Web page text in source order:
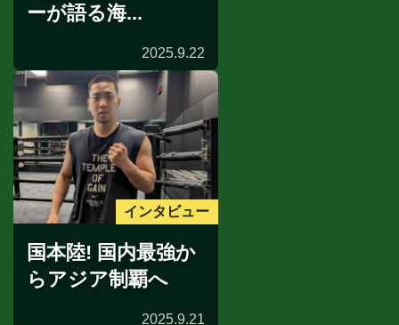
ーが語る海...
2025.9.22
インタビュー
国本陸! 国内最強か
らアジア制覇へ
2025.9.21